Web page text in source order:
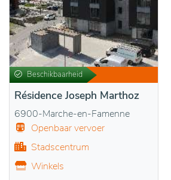
Beschikbaarheid
Résidence Joseph Marthoz
6900-Marche-en-Famenne
Openbaar vervoer
Stadscentrum
Winkels